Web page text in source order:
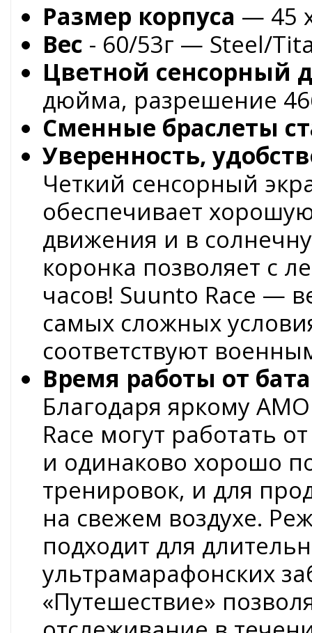
Размер корпуса — 45
Вес - 60/53г — Steel/
Цветной сенсорный
дюйма, разрешение
Сменные браслеты
Уверенность,
Четкий сенсорный
обеспечивает
движения и в
коронка позволяет с
часов! Suunto Race —
самых сложных
соответствуют
Время работы от
Благодаря яркому
Race могут работать
и одинаково хорошо
тренировок, и для
на свежем воздухе.
подходит для
ультрамарафонских
«Путешествие»